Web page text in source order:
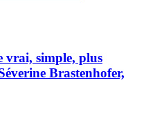
vrai, simple, plus
Brastenhofer,